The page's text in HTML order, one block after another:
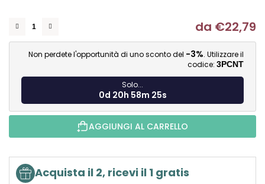
da €22,79
Non perdete l'opportunità di uno sconto del -3%. Utilizzare il
codice: 3PCNT
Solo...
0d 20h 58m 25s
AGGIUNGI AL CARRELLO
Acquista il 2, ricevi il 1 gratis